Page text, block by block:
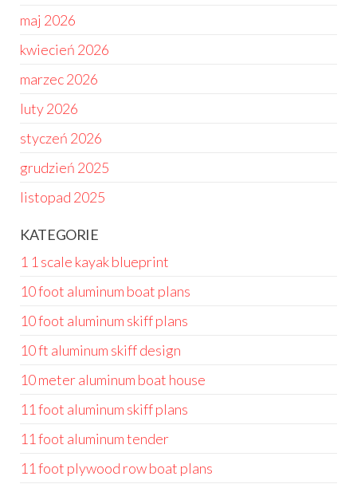
maj 2026
kwiecień 2026
marzec 2026
luty 2026
styczeń 2026
grudzień 2025
listopad 2025
KATEGORIE
1 1 scale kayak blueprint
10 foot aluminum boat plans
10 foot aluminum skiff plans
10 ft aluminum skiff design
10 meter aluminum boat house
11 foot aluminum skiff plans
11 foot aluminum tender
11 foot plywood row boat plans